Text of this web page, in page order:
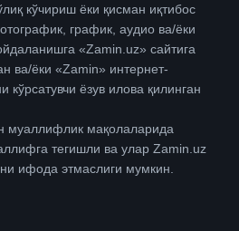
кўчириш ёки қисман иқтибос
график, аудио ва/ёки
«Zamin.uz» сайтига
ва/ёки «Zamin» интернет-
ёзув илова қилинган
муаллифлик мақолаларида
тегишли ва улар Zamin.uz
ифода этмаслиги мумкин.